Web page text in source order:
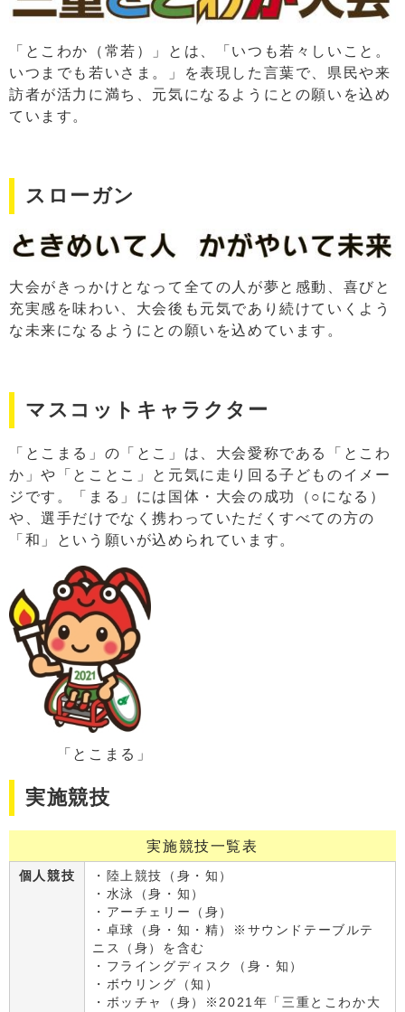
「とこわか（常若）」とは、「いつも若々しいこと。
いつまでも若いさま。」を表現した言葉で、県民や来
訪者が活力に満ち、元気になるようにとの願いを込め
ています。
スローガン
大会がきっかけとなって全ての人が夢と感動、喜びと
充実感を味わい、大会後も元気であり続けていくよう
な未来になるようにとの願いを込めています。
マスコットキャラクター
「とこまる」の「とこ」は、大会愛称である「とこわ
か」や「とことこ」と元気に走り回る子どものイメー
ジです。「まる」には国体・大会の成功（○になる）
や、選手だけでなく携わっていただくすべての方の
「和」という願いが込められています。
「とこまる」
実施競技
実施競技一覧表
個人競技
・陸上競技（身・知）
・水泳（身・知）
・アーチェリー（身）
・卓球（身・知・精）※サウンドテーブルテ
ニス（身）を含む
・フライングディスク（身・知）
・ボウリング（知）
・ボッチャ（身）※2021年「三重とこわか大